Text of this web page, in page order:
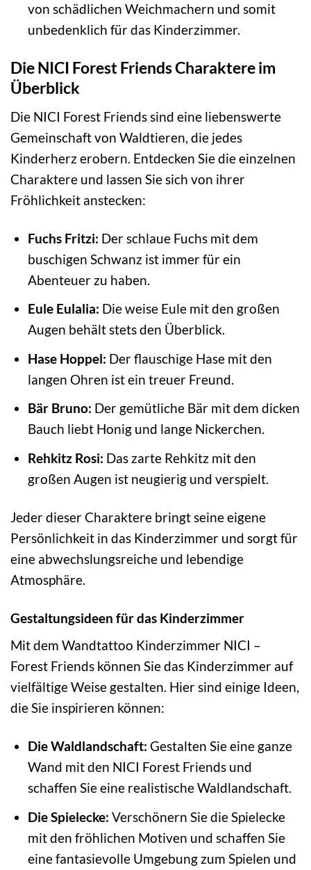
von schädlichen Weichmachern und somit
unbedenklich für das Kinderzimmer.
Die NICI Forest Friends Charaktere im
Überblick
Die NICI Forest Friends sind eine liebenswerte
Gemeinschaft von Waldtieren, die jedes
Kinderherz erobern. Entdecken Sie die einzelnen
Charaktere und lassen Sie sich von ihrer
Fröhlichkeit anstecken:
Fuchs Fritzi: Der schlaue Fuchs mit dem
buschigen Schwanz ist immer für ein
Abenteuer zu haben.
Eule Eulalia: Die weise Eule mit den großen
Augen behält stets den Überblick.
Hase Hoppel: Der flauschige Hase mit den
langen Ohren ist ein treuer Freund.
Bär Bruno: Der gemütliche Bär mit dem dicken
Bauch liebt Honig und lange Nickerchen.
Rehkitz Rosi: Das zarte Rehkitz mit den
großen Augen ist neugierig und verspielt.
Jeder dieser Charaktere bringt seine eigene
Persönlichkeit in das Kinderzimmer und sorgt für
eine abwechslungsreiche und lebendige
Atmosphäre.
Gestaltungsideen für das Kinderzimmer
Mit dem Wandtattoo Kinderzimmer NICI –
Forest Friends können Sie das Kinderzimmer auf
vielfältige Weise gestalten. Hier sind einige Ideen,
die Sie inspirieren können:
Die Waldlandschaft: Gestalten Sie eine ganze
Wand mit den NICI Forest Friends und
schaffen Sie eine realistische Waldlandschaft.
Die Spielecke: Verschönern Sie die Spielecke
mit den fröhlichen Motiven und schaffen Sie
eine fantasievolle Umgebung zum Spielen und